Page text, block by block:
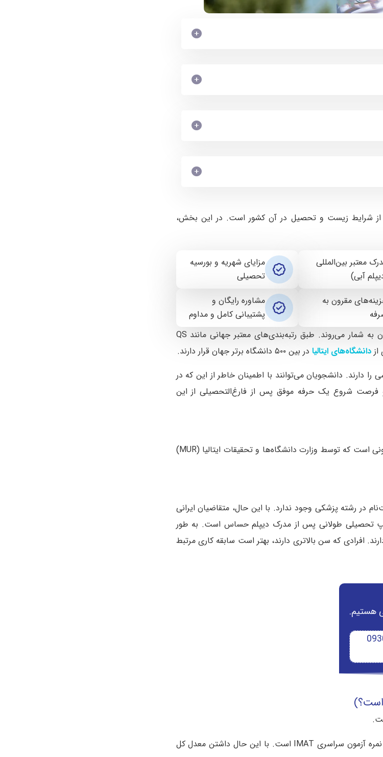
از شرایط زیست و تحصیل در آن کشور است. در این بخش،
معتبر بین‌المللی
آبی)
مزایای شهریه و بورسیه
تحصیلی
مقرون به
مشاوره رایگان و
پشتیبانی کامل و مداوم
از معتبرترین مؤسسات آموزشی جهان به شمار می‌روند. طبق رتبه‌بندی‌های معتبر جهانی مانند QS
دانشگاه‌های ایتالیا در بین ۵۰۰ دانشگاه برتر جهان قرار دارند.
دانشجویان می‌توانند با اطمینان خاطر از این که در
فرصت شروع یک حرفه موفق پس از فارغ‌التحصیلی از این
ورود به دانشکده‌های پزشکی ایتالیا نیازمند تطابق با معیارهای مشخص آموزشی و قانونی است که توسط وزارت دانشگاه‌ها و تحقیقات ایتالیا (MUR)
در رشته پزشکی وجود ندارد. با این حال، متقاضیان ایرانی
تحصیلی طولانی پس از مدرک دیپلم حساس است. به طور
افرادی که سن بالاتری دارند، بهتر است سابقه کاری مرتبط
هستیم.
است؟)
حداقل معدل مشخصی برای ثبت‌نام وجود ندارد و ملاک اصلی قبولی، نمره آزمون سراسری IMAT است. با این حال داشتن معدل کل